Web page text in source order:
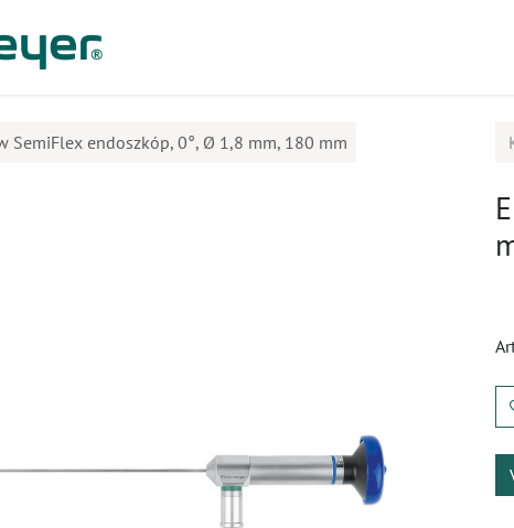
SemiFlex endoszkóp, 0°, Ø 1,8 mm, 180 mm